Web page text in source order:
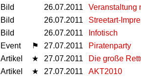
Bild 26.07.2011
Veranstaltung
Bild 26.07.2011
Streetart-
Bild 26.07.2011
Infotisch
Event ⚑ 27.07.2011
Piratenparty
Artikel ★ 27.07.2011
Die große
Artikel ★ 27.07.2011
AKT2010